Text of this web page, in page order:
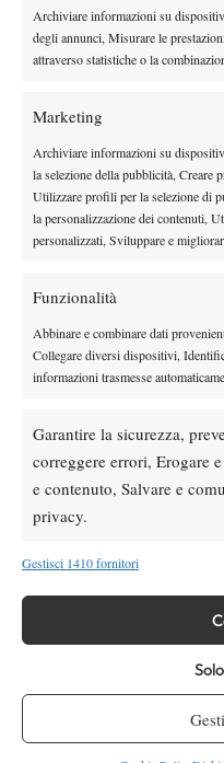
Archiviare informazioni su
degli annunci, Misurare le
attraverso statistiche o la
Marketing
Archiviare informazioni su
la selezione della pubblicità, Creare
Utilizzare profili per la selezione di
la personalizzazione dei contenuti,
personalizzati, Sviluppare e
Funzionalità
Abbinare e combinare dati
Collegare diversi dispositivi,
informazioni trasmesse
Garantire la sicurezza,
correggere errori, Erogare
e contenuto, Salvare e
privacy.
Gestisci 1410 fornitori
Testata giornalisticaSpazio
10268 del 15/09/2025
Direttore Responsabile:
HOME
WTA
CHALLENGER